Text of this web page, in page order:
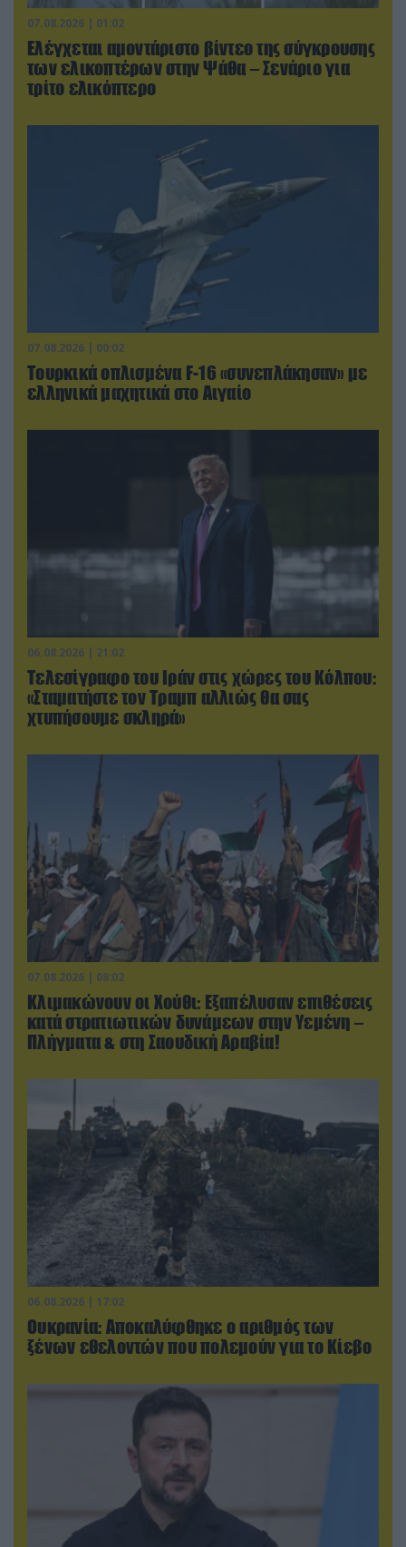
07.08.2026 | 01:02
Ελέγχεται αμοντάριστο βίντεο της σύγκρουσης
των ελικοπτέρων στην Ψάθα – Σενάριο για
τρίτο ελικόπτερο
07.08.2026 | 00:02
Τουρκικά οπλισμένα F-16 «συνεπλάκησαν» με
ελληνικά μαχητικά στο Αιγαίο
06.08.2026 | 21:02
Τελεσίγραφο του Ιράν στις χώρες του Κόλπου:
«Σταματήστε τον Τραμπ αλλιώς θα σας
χτυπήσουμε σκληρά»
07.08.2026 | 08:02
Κλιμακώνουν οι Χούθι: Eξαπέλυσαν επιθέσεις
κατά στρατιωτικών δυνάμεων στην Υεμένη –
Πλήγματα & στη Σαουδική Αραβία!
06.08.2026 | 17:02
Ουκρανία: Αποκαλύφθηκε ο αριθμός των
ξένων εθελοντών που πολεμούν για το Κίεβο